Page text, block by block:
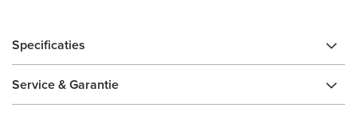
Specificaties
Service & Garantie